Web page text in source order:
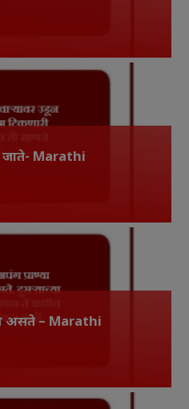
जाते- Marathi
असते – Marathi